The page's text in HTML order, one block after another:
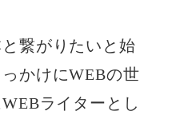
繋がりたいと始
かけにWEBの世
ライターとし